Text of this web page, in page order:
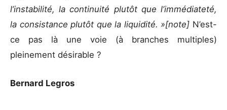
l’instabilité, la continuité plutôt que l’immédiateté,
la consistance plutôt que la liquidité. »[note] N’est-
ce pas là une voie (à branches multiples)
pleinement désirable ?
Bernard Legros